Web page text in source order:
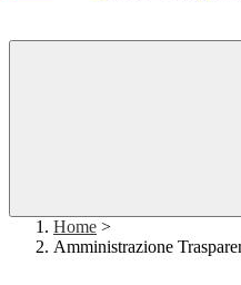
Home >
Amministrazione